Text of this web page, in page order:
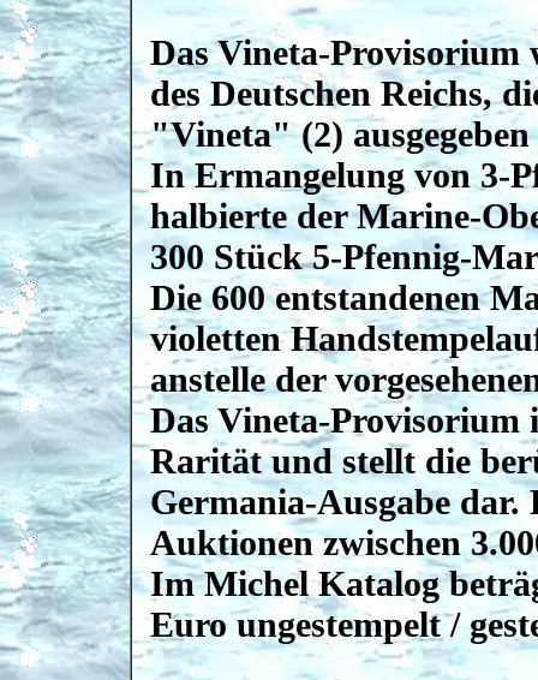
Das Vineta-Provisorium
des Deutschen Reichs,
"Vineta" (2)
In Ermangelung von 3-
halbierte der Marine-
300 Stück 5-Pfennig-
Die 600 entstandenen
violetten
anstelle der
Das Vineta-Provisorium
Rarität und stellt die
Germania-Ausgabe
Auktionen zwischen
Im Michel Katalog
Euro ungestempelt /